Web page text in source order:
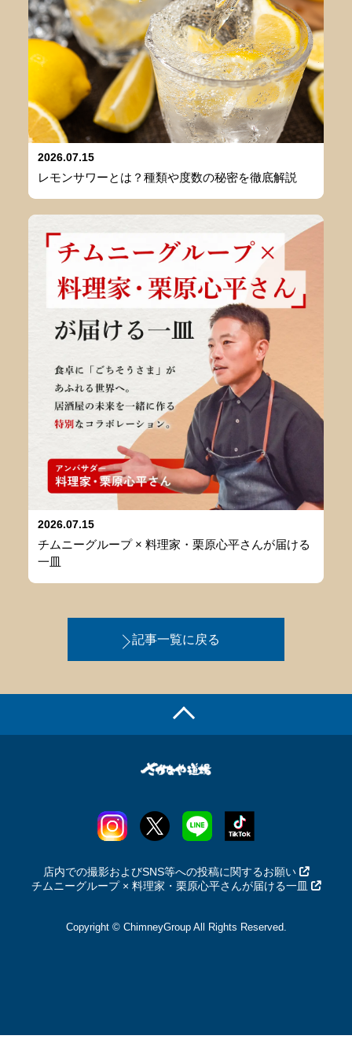
2026.07.15
レモンサワーとは？種類や度数の秘密を徹底解説
2026.07.15
チムニーグループ × 料理家・栗原心平さんが届ける
一皿
記事一覧に戻る
店内での撮影およびSNS等への投稿に関するお願い
チムニーグループ × 料理家・栗原心平さんが届ける一皿
Copyright © ChimneyGroup All Rights Reserved.